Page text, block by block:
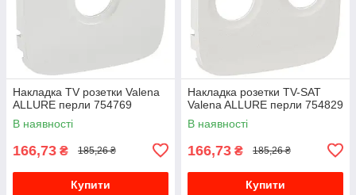
Накладка TV розетки Valena
ALLURE перли 754769
В наявності
166,73 ₴ 185,26 ₴
Купити
Накладка розетки TV-SAT
Valena ALLURE перли 754829
В наявності
166,73 ₴ 185,26 ₴
Купити